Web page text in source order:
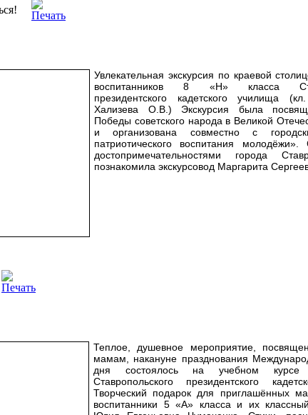
Увлекательная экскурсия по краевой
воспитанников 8 «Н» класса
президентского кадетского училища
Хализева О.В.) Экскурсия была
Победы советского народа в Великой
и организована совместно с
патриотического воспитания
достопримечательностями города
познакомила экскурсовод Маргарита
Теплое, душевное мероприятие,
мамам, накануне празднования
дня состоялось на учебном курсе
Ставропольского президентского
Творческий подарок для приглашённых
воспитанники 5 «А» класса и их